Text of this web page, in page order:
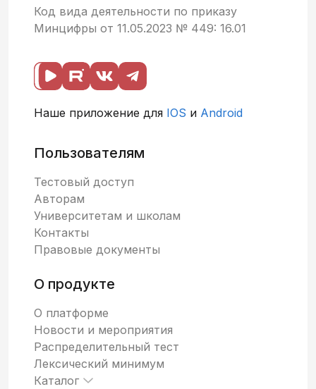
Код вида деятельности по приказу
Минцифры от 11.05.2023 № 449: 16.01
Наше приложение для IOS и Android
Пользователям
Тестовый доступ
Авторам
Университетам и школам
Контакты
Правовые документы
О продукте
О платформе
Новости и мероприятия
Распределительный тест
Лексический минимум
Каталог